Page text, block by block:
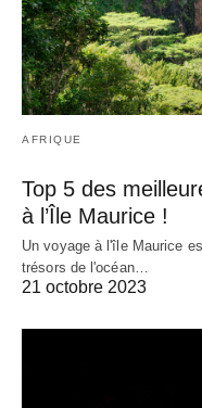
AFRIQUE
Top 5 des
à l’Île Maurice !
Un voyage à l'île Maurice
trésors de l'océan…
21 octobre 2023